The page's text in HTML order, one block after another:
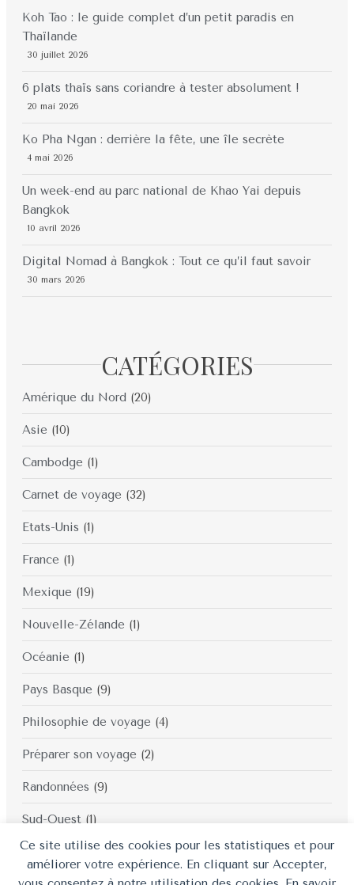
Ce site utilise des cookies pour les statistiques et pour
améliorer votre expérience. En cliquant sur Accepter,
Koh Tao : le guide complet d’un petit paradis en
Thaïlande
30 juillet 2026
6 plats thaïs sans coriandre à tester absolument !
20 mai 2026
Ko Pha Ngan : derrière la fête, une île secrète
4 mai 2026
Un week-end au parc national de Khao Yai depuis
Bangkok
10 avril 2026
Digital Nomad à Bangkok : Tout ce qu’il faut savoir
30 mars 2026
CATÉGORIES
Amérique du Nord (20)
Asie (10)
Cambodge (1)
Carnet de voyage (32)
Etats-Unis (1)
France (1)
Mexique (19)
Nouvelle-Zélande (1)
Océanie (1)
Pays Basque (9)
Philosophie de voyage (4)
Préparer son voyage (2)
Randonnées (9)
Sud-Ouest (1)
Thaïlande(10)